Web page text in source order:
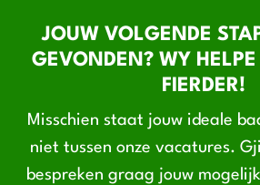
JOUW VOLGENDE
GEVONDEN? WY
FIERDER!
Misschien staat jouw ideale
niet tussen onze vacatures.
bespreken graag jouw